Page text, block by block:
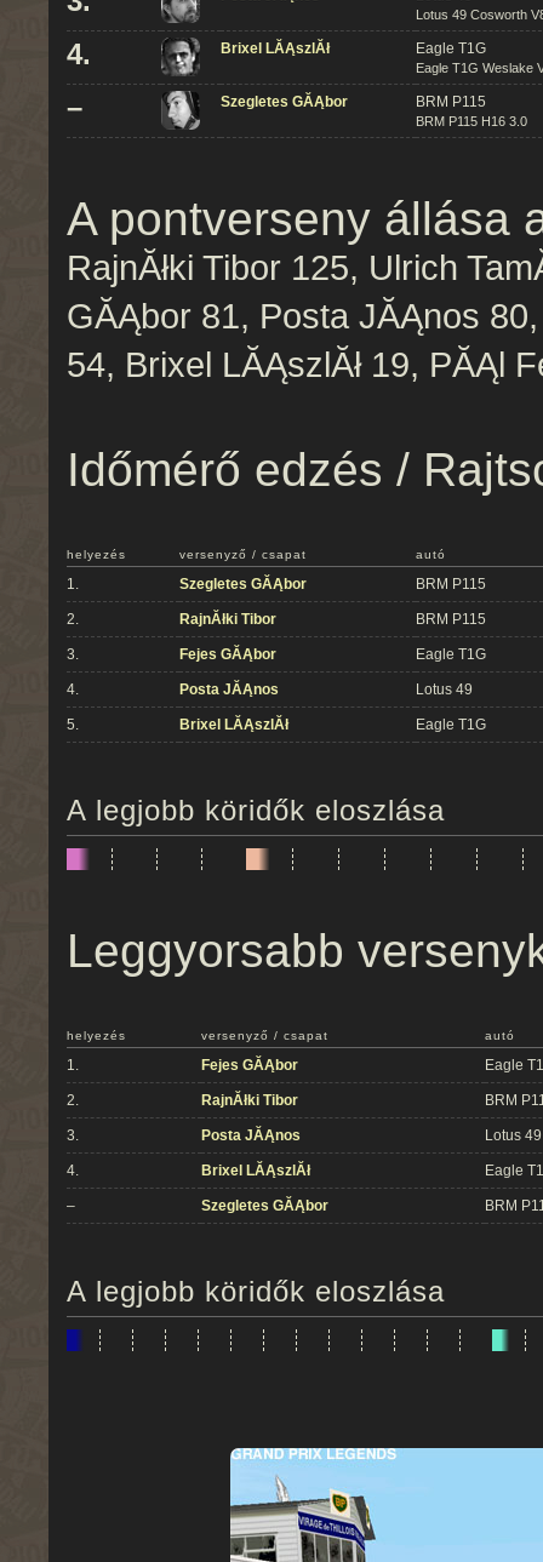
Lotus 49 Cosworth
4. Brixel LĂĄszlĂł Eagle T1G
Eagle T1G Weslake
– Szegletes GĂĄbor BRM P115
BRM P115 H16 3.0
A pontverseny állása
RajnĂłki Tibor 125, Ulrich
GĂĄbor 81, Posta JĂĄnos
54, Brixel LĂĄszlĂł 19, PĂĄl
Időmérő edzés /
helyezés versenyző / csapat autó
1. Szegletes GĂĄbor BRM P115
2. RajnĂłki Tibor BRM P115
3. Fejes GĂĄbor Eagle T1G
4. Posta JĂĄnos Lotus 49
5. Brixel LĂĄszlĂł Eagle T1G
A legjobb köridők eloszlása
Leggyorsabb
helyezés versenyző / csapat autó
1. Fejes GĂĄbor Eagle
2. RajnĂłki Tibor BRM
3. Posta JĂĄnos Lotus 49
4. Brixel LĂĄszlĂł Eagle
– Szegletes GĂĄbor BRM
A legjobb köridők eloszlása